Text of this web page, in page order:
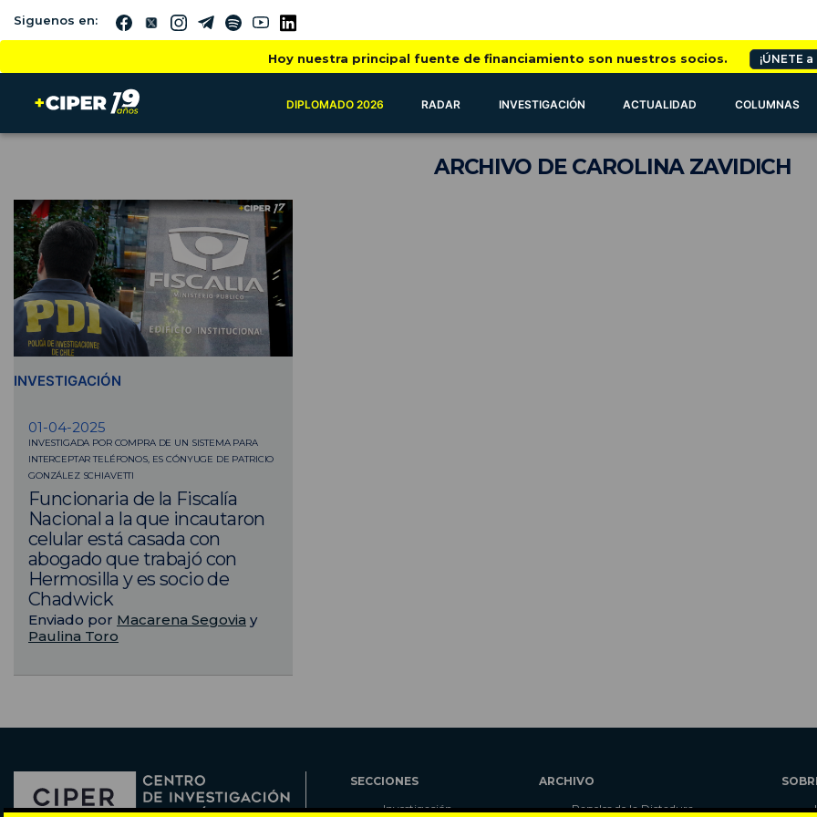
Siguenos en:
Hoy nuestra principal fuente de financiamiento son nuestros socios. ¡ÚNETE
DIPLOMADO 2026 RADAR INVESTIGACIÓN ACTUALIDAD COLUMNAS
ARCHIVODE CAROLINA ZAVIDICH
INVESTIGACIÓN
01-04-2025
INVESTIGADA POR COMPRA DE UN SISTEMA PARA
INTERCEPTAR TELÉFONOS, ES CÓNYUGE DE PATRICIO
GONZÁLEZ SCHIAVETTI
Funcionaria de la Fiscalía
Nacional a la que incautaron
celular está casada con
abogado que trabajó con
Hermosilla y es socio de
Chadwick
Enviado por Macarena Segovia y
Paulina Toro
SECCIONES
Investigación
ARCHIVO
Papeles de la Dictadura